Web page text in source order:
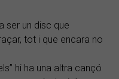
ser un disc que
tot i que encara no
hi ha una altra cançó